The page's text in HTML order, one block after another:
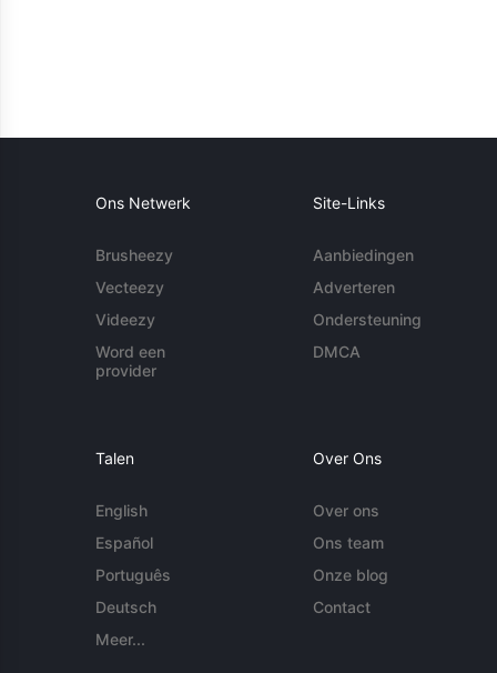
Ons Netwerk
Brusheezy
Vecteezy
Videezy
Word een
provider
Site-Links
Aanbiedingen
Adverteren
Ondersteuning
DMCA
Talen
English
Español
Português
Deutsch
Meer...
Over Ons
Over ons
Ons team
Onze blog
Contact